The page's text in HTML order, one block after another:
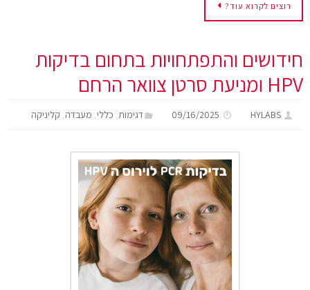
רוצים לקרוא עוד?
חידושים והתפתחויות בתחום בדיקות
HPV ומניעת סרטן צוואר הרחם
HYLABS
09/16/2025 דגימות, כללי, מעבדה, קליניקה